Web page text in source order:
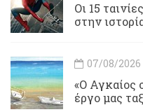
Οι 15
στην
07/08/2026
«Ο Αγκαίος
έργο μας